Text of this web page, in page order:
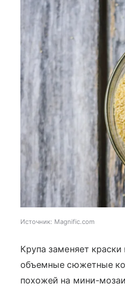
Источник: Magnific.com
Крупа заменяет
объемные сюжетные
похожей на мини-